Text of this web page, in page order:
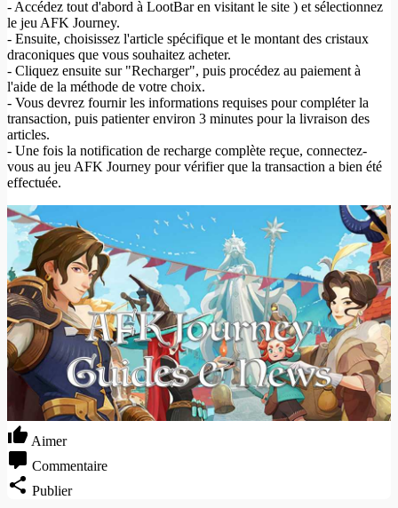
- Accédez tout d'abord à LootBar en visitant le site ) et sélectionnez
le jeu AFK Journey.
- Ensuite, choisissez l'article spécifique et le montant des cristaux
draconiques que vous souhaitez acheter.
- Cliquez ensuite sur "Recharger", puis procédez au paiement à
l'aide de la méthode de votre choix.
- Vous devrez fournir les informations requises pour compléter la
transaction, puis patienter environ 3 minutes pour la livraison des
articles.
- Une fois la notification de recharge complète reçue, connectez-
vous au jeu AFK Journey pour vérifier que la transaction a bien été
effectuée.
Aimer
Commentaire
Publier